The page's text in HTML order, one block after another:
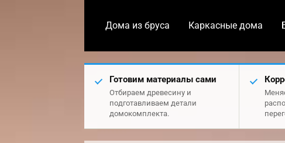
Дома из бруса Каркасные дома
Готовим материалы сами
Отбираем древесину и
подготавливаем детали
домокомплекта.